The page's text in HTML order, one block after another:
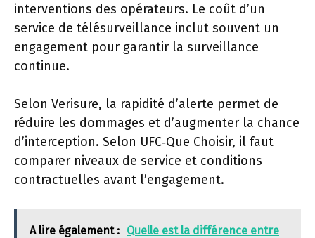
interventions des opérateurs. Le coût d’un
service de télésurveillance inclut souvent un
engagement pour garantir la surveillance
continue.
Selon Verisure, la rapidité d’alerte permet de
réduire les dommages et d’augmenter la chance
d’interception. Selon UFC‑Que Choisir, il faut
comparer niveaux de service et conditions
contractuelles avant l’engagement.
A lire également : Quelle est la différence entre